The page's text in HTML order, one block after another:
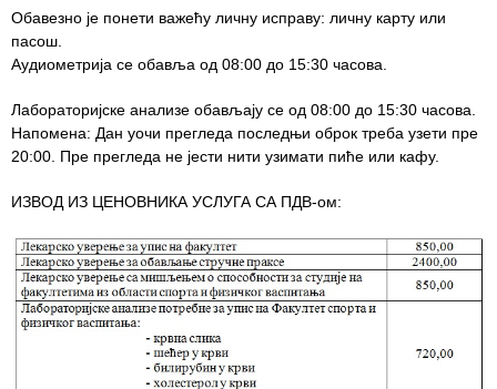
Обавезно је понети важећу личну исправу: личну карту или
пасош.
Аудиометрија се обавља од 08:00 до 15:30 часова.
Лабораторијске анализе обављају се од 08:00 до 15:30 часова.
Напомена: Дан уочи прегледа последњи оброк треба узети пре
20:00. Пре прегледа не јести нити узимати пиће или кафу.
ИЗВОД ИЗ ЦЕНОВНИКА УСЛУГА СА ПДВ-ом:
здравствене
специјалистичко
консултативну
делатност
Служба за
и очување
здравља
Служба за
дијагностику